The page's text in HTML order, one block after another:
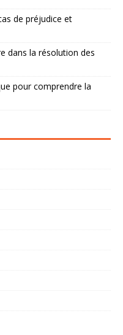
de préjudice et
dans la résolution des
pour comprendre la